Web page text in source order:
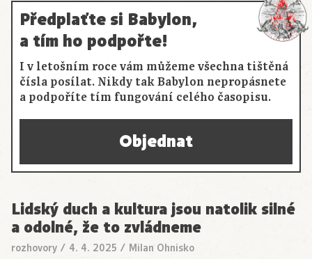
Předplaťte si Babylon,
a tím ho podpořte!
I v letošním roce vám můžeme všechna tištěná
čísla posílat. Nikdy tak Babylon nepropásnete
a podpoříte tím fungování celého časopisu.
Objednat
Lidský duch a kultura jsou natolik silné
a odolné, že to zvládneme
rozhovory / 4. 4. 2025 / Milan Ohnisko